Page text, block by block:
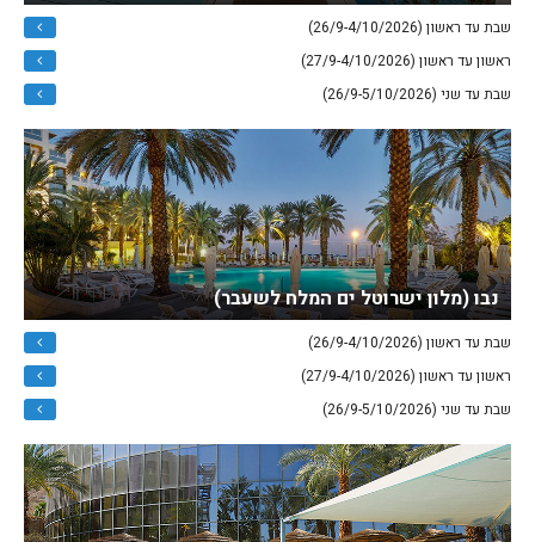
שבת עד ראשון (26/9-4/10/2026)
ראשון עד ראשון (27/9-4/10/2026)
שבת עד שני (26/9-5/10/2026)
נבו (מלון ישרוטל ים המלח לשעבר)
שבת עד ראשון (26/9-4/10/2026)
ראשון עד ראשון (27/9-4/10/2026)
שבת עד שני (26/9-5/10/2026)